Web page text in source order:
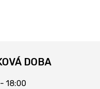
DOBA
18:00